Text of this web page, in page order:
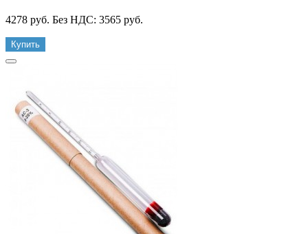
4278 руб. Без НДС: 3565 руб.
Купить